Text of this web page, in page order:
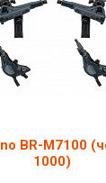
BR-M7100
1000)